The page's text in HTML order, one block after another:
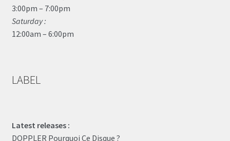
3:00pm – 7:00pm
Saturday :
12:00am – 6:00pm
LABEL
Latest releases :
DOPPLER Pourquoi Ce Disque ?